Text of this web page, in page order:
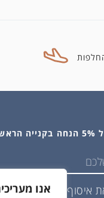
אנו
איסוף ושימוש